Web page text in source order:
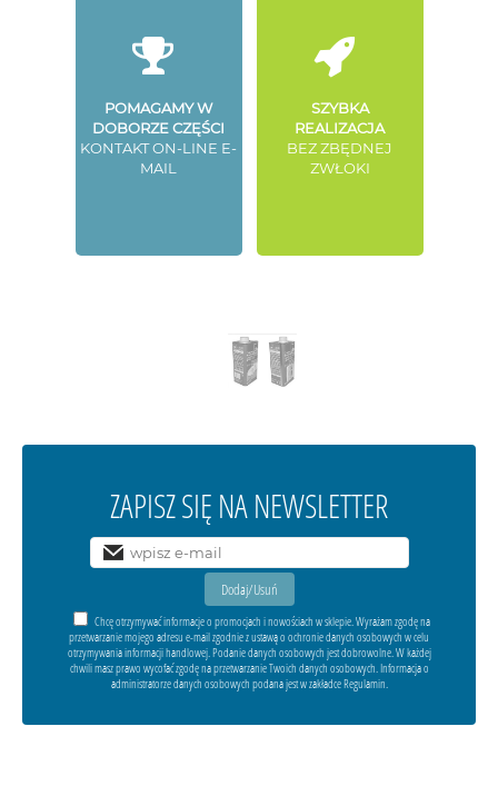
POMAGAMY W
DOBORZE CZĘŚCI
KONTAKT ON-LINE E-
MAIL
SZYBKA
REALIZACJA
BEZ ZBĘDNEJ
ZWŁOKI
ZAPISZ SIĘ NA NEWSLETTER
Chcę otrzymywać informacje o promocjach i nowościach w sklepie. Wyrażam zgodę na
przetwarzanie mojego adresu e-mail zgodnie z ustawą o ochronie danych osobowych w celu
otrzymywania informacji handlowej. Podanie danych osobowych jest dobrowolne. W każdej
chwili masz prawo wycofać zgodę na przetwarzanie Twoich danych osobowych. Informacja o
administratorze danych osobowych podana jest w zakładce Regulamin.